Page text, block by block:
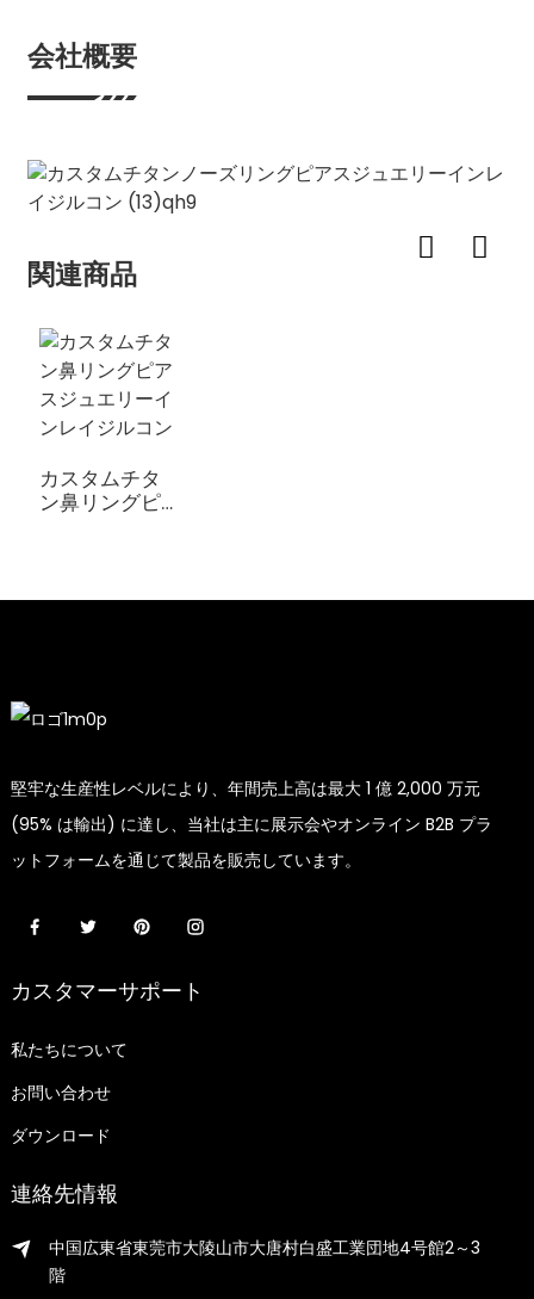
会社概要
関連商品
カスタムチタ
ン鼻リングピ
堅牢な生産性レベルにより、年間売上高は最大 1 億 2,000 万元
(95% は輸出) に達し、当社は主に展示会やオンライン B2B プラ
ットフォームを通じて製品を販売しています。
カスタマーサポート
私たちについて
お問い合わせ
ダウンロード
連絡先情報
中国広東省東莞市大陵山市大唐村白盛工業団地4号館2～3
階